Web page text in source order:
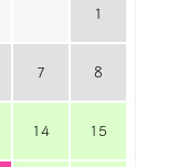
1
7 8
14 15